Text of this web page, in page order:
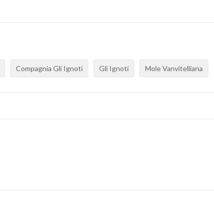
Compagnia Gli Ignoti Gli Ignoti Mole Vanvitelliana